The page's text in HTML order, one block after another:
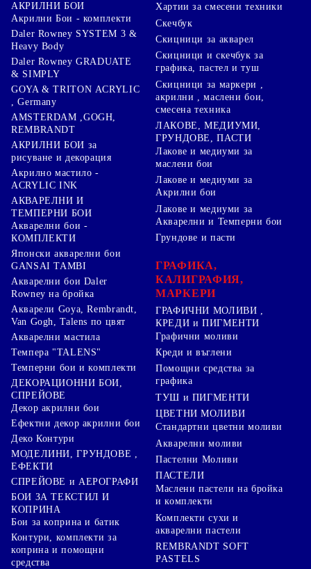
АКРИЛНИ БОИ
Акрилни Бои - комплекти
Daler Rowney SYSTEM 3 &
Heavy Body
Daler Rowney GRADUATE
& SIMPLY
GOYA & TRITON АCRYLIC
, Germany
AMSTERDAM ,GOGH,
REMBRANDT
АКРИЛНИ БОИ за
рисуване и декорация
Акрилно мастило -
ACRYLIC INK
АКВАРЕЛНИ И
ТЕМПЕРНИ БОИ
Акварелни бои -
КОМПЛЕКТИ
Японски акварелни бои
GANSAI TAMBI
Акварелни бои Daler
Rowney на бройка
Акварели Goya, Rembrandt,
Van Gogh, Talens по цвят
Акварелни мастила
Темпера "TALENS"
Темперни бои и комплекти
ДЕКОРАЦИОННИ БОИ,
СПРЕЙОВЕ
Декор акрилни бои
Ефектни декор акрилни бои
Деко Контури
МОДЕЛИНИ, ГРУНДОВЕ ,
ЕФЕКТИ
СПРЕЙОВЕ и АЕРОГРАФИ
БОИ ЗА ТЕКСТИЛ И
КОПРИНА
Бои за коприна и батик
Контури, комплекти за
коприна и помощни
средства
Хартии за смесени техники
Скечбук
Скицници за акварел
Скицници и скечбук за
графика, пастел и туш
Скицници за маркери ,
акрилни , маслени бои,
смесена техника
ЛАКОВЕ, МЕДИУМИ,
ГРУНДОВЕ, ПАСТИ
Лакове и медиуми за
маслени бои
Лакове и медиуми за
Акрилни бои
Лакове и медиуми за
Акварелни и Темперни бои
Грундове и пасти
ГРАФИКА,
КАЛИГРАФИЯ,
МАРКЕРИ
ГРАФИЧНИ МОЛИВИ ,
КРЕДИ и ПИГМЕНТИ
Графични моливи
Креди и въглени
Помощни средства за
графика
ТУШ и ПИГМЕНТИ
ЦВЕТНИ МОЛИВИ
Стандартни цветни моливи
Акварелни моливи
Пастелни Моливи
ПАСТЕЛИ
Маслени пастели на бройка
и комплекти
Комплекти сухи и
акварелни пастели
REMBRANDT SOFT
PASTELS